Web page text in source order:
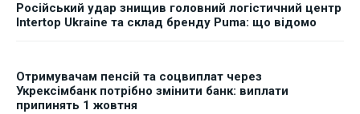
Російський удар знищив головний логістичний центр
Intertop Ukraine та склад бренду Puma: що відомо
Отримувачам пенсій та соцвиплат через
Укрексімбанк потрібно змінити банк: виплати
припинять 1 жовтня